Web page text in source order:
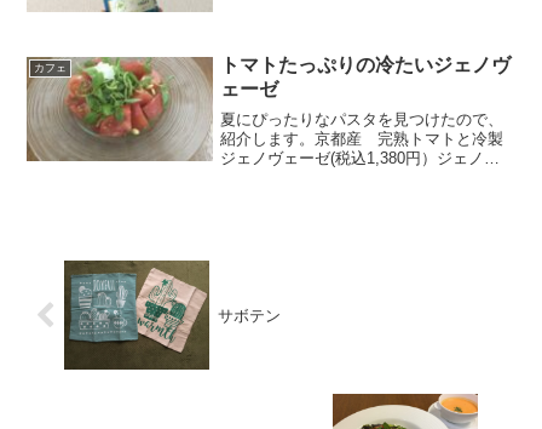
いなと思います。ソー...
カフェ
トマトたっぷりの冷たいジェノヴ
ェーゼ
夏にぴったりなパスタを見つけたので、
紹介します。京都産 完熟トマトと冷製
ジェノヴェーゼ(税込1,380円）ジェノベ
サボテン